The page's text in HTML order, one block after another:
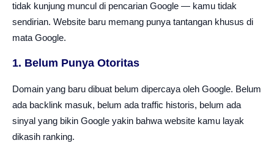
tidak kunjung muncul di pencarian Google — kamu tidak
sendirian. Website baru memang punya tantangan khusus di
mata Google.
1. Belum Punya Otoritas
Domain yang baru dibuat belum dipercaya oleh Google. Belum
ada backlink masuk, belum ada traffic historis, belum ada
sinyal yang bikin Google yakin bahwa website kamu layak
dikasih ranking.